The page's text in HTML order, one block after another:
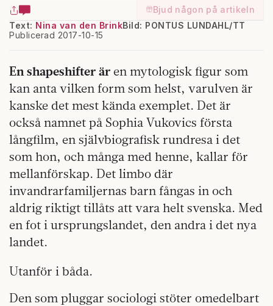
Bjud någon på artikeln
Text: Nina van den Brink
Publicerad 2017-10-15
Bild: PONTUS LUNDAHL/TT
En shapeshifter är en mytologisk figur som
kan anta vilken form som helst, varulven är
kanske det mest kända exemplet. Det är
också namnet på Sophia Vukovics första
långfilm, en självbiografisk rundresa i det
som hon, och många med henne, kallar för
mellanförskap. Det limbo där
invandrarfamiljernas barn fångas in och
aldrig riktigt tillåts att vara helt svenska. Med
en fot i ursprungslandet, den andra i det nya
landet.
Utanför i båda.
Den som pluggar sociologi stöter omedelbart